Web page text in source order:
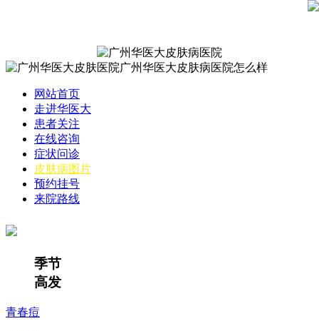
网站首页
走进华医大
患者关注
在线咨询
症状问诊
皮肤病图片
预约挂号
来院路线
季节
高发
青春痘